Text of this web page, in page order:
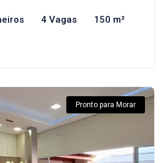
4 Vagas 150 m²
Pronto para Morar